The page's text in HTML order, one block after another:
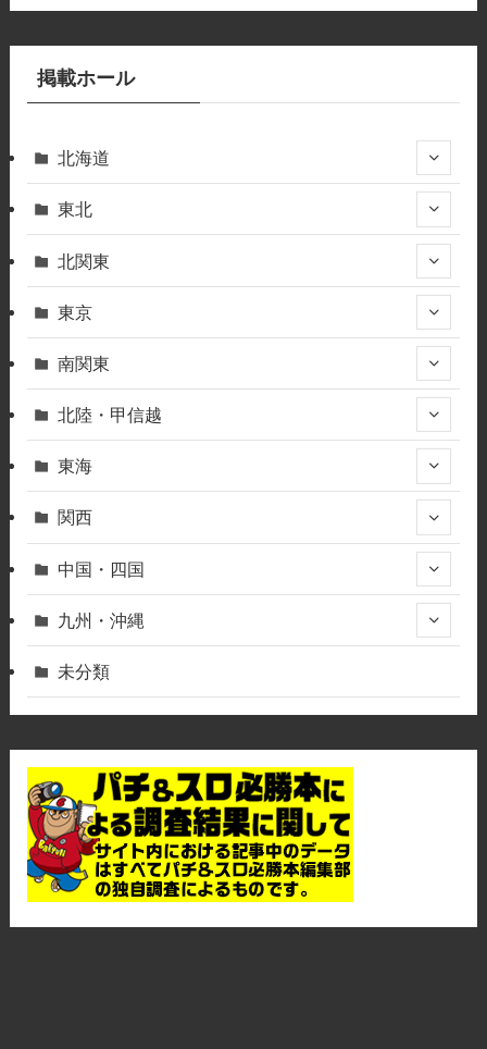
掲載ホール
北海道
東北
北関東
東京
南関東
北陸・甲信越
東海
関西
中国・四国
九州・沖縄
未分類